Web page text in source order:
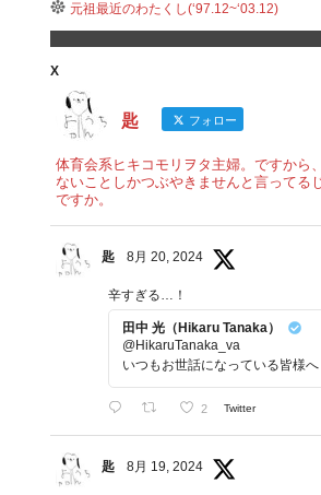
元祖最近のわたくし(‘97.12~‘03.12)
X
匙 フォロー
体育会系ヒキコモリヲタ主婦。ですから
ないことしかつぶやきませんと言ってる
ですか。
匙 8月 20, 2024
辛すぎる…！
田中 光（Hikaru Tanaka）
@HikaruTanaka_va
いつもお世話になっている皆様へ
2 Twitter
匙 8月 19, 2024